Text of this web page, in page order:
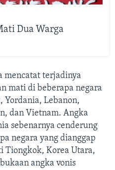
Dua Warga
mencatat terjadinya
mati di beberapa negara
Lebanon,
dan Vietnam. Angka
sebenarnya cenderung
negara yang dianggap
Tiongkok, Korea Utara,
angka vonis